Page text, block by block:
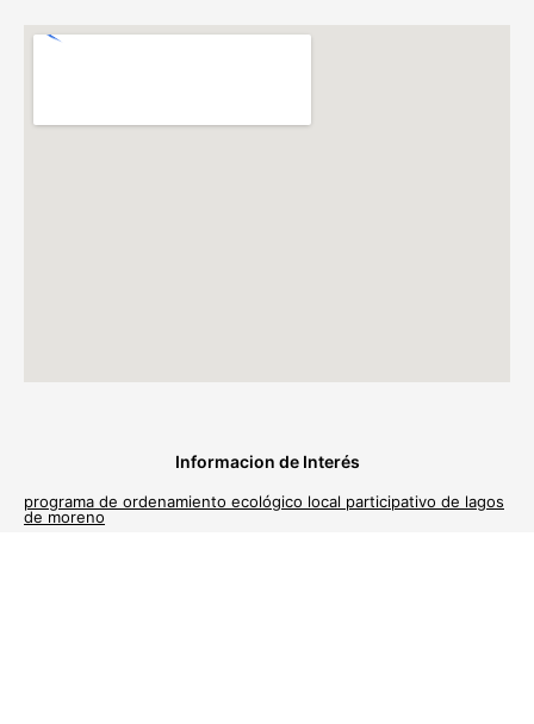
Informacion de Interés
programa de ordenamiento ecológico local participativo de lagos
de moreno